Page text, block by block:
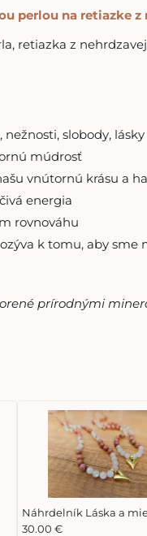
perlou na retiazke
retiazka z
nežnosti, slobody, lásky
múdrosť
vnútornú krásu a
energia
rovnováhu
k tomu, aby sme
prírodnými
Náhrdelník Láska a
30.00 €